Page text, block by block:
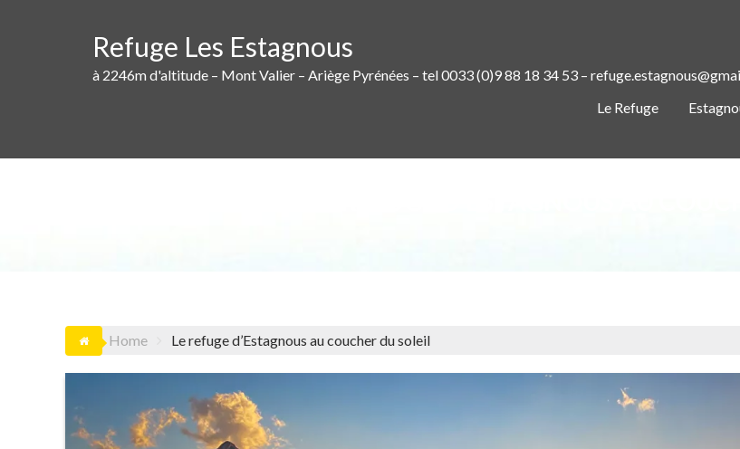
Refuge Les Estagnous
à 2246m d'altitude – Mont Valier – Ariège Pyrénées – tel 0033 (0)9 88 18 34 53 –
Le Refuge
Home Le refuge d’Estagnous au coucher du soleil